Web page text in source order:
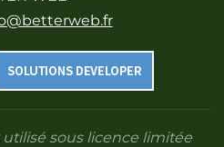
sous licence limitée